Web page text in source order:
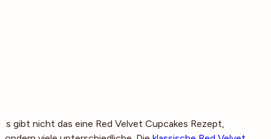
Es gibt nicht das eine Red Velvet Cupcakes Rezept,